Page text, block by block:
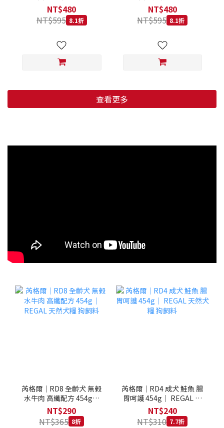
低穀鱈魚甜橙 小顆粒 800G
NT$480
NT$595 8.1折
羊肉藍莓 小顆粒 800G
NT$480
NT$595 8.1折
查看更多
芮格爾｜RD8 全齡犬 無榖
水牛肉 高纖配方 454g｜
REGAL 天然犬糧 狗飼料
NT$290
NT$365 8折
芮格爾｜RD4 成犬 鮭魚 腸
胃呵護 454g｜ REGAL 天
然犬糧 狗飼料
NT$240
NT$310 7.7折